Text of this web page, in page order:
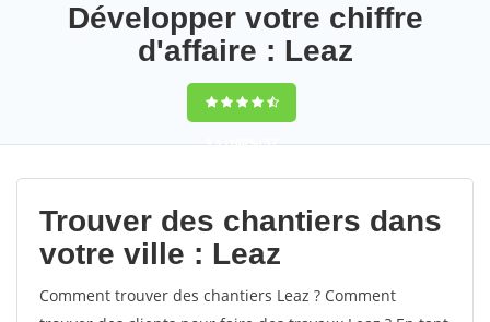
Développer votre chiffre
d'affaire : Leaz
9,5(100%)57
votes
Trouver des chantiers dans
votre ville : Leaz
Comment trouver des chantiers Leaz ? Comment